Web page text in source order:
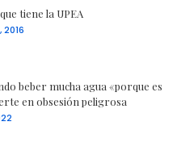
tiene la UPEA
2016
beber mucha agua «porque es
en obsesión peligrosa